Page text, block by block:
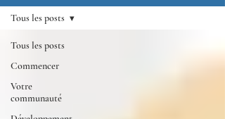
Tous les posts
Commencer
Votre
communauté
Tous les posts